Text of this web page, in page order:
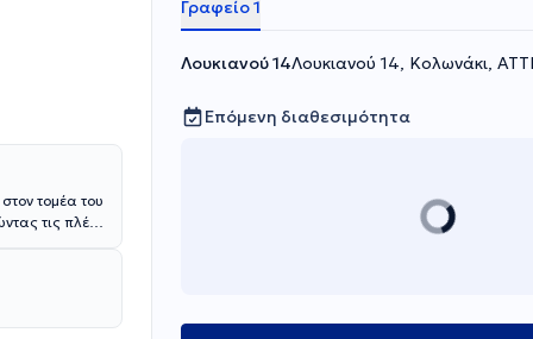
Παλμός
περιοδικό
τις πλέον
και
με την
Γραφείο 1
Λουκιανού 14Λουκιανού 14, Κολωνάκι,
Επόμενη διαθεσιμότητα